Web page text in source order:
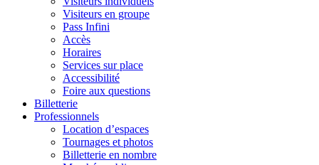
Visiteurs en groupe
Pass Infini
Accès
Horaires
Services sur place
Accessibilité
Foire aux questions
Billetterie
Professionnels
Location d’espaces
Tournages et photos
Billetterie en nombre